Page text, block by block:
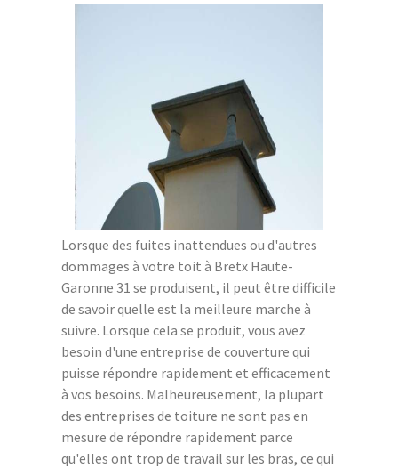
Lorsque des fuites inattendues ou d'autres
dommages à votre toit à Bretx Haute-
Garonne 31 se produisent, il peut être difficile
de savoir quelle est la meilleure marche à
suivre. Lorsque cela se produit, vous avez
besoin d'une entreprise de couverture qui
puisse répondre rapidement et efficacement
à vos besoins. Malheureusement, la plupart
des entreprises de toiture ne sont pas en
mesure de répondre rapidement parce
qu'elles ont trop de travail sur les bras, ce qui